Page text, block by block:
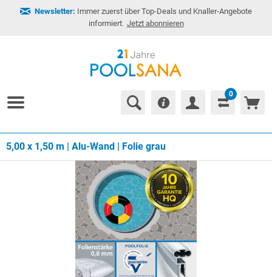
Newsletter: Immer zuerst über Top-Deals und Knaller-Angebote
informiert. Jetzt abonnieren
0
5,00 x 1,50 m | Alu-Wand | Folie grau